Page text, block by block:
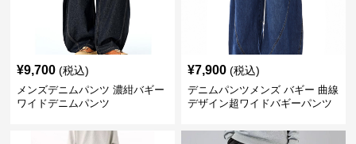
¥9,700 (税込)
メンズデニムパンツ 濃紺バギー
ワイドデニムパンツ
¥7,900 (税込)
デニムパンツメンズ バギー 曲線
デザイン超ワイドバギーパンツ